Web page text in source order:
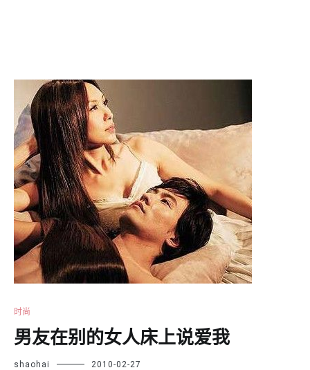
时尚
男友在别的女人床上说爱我
shaohai 2010-02-27